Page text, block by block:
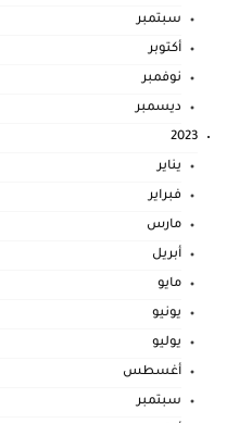
سبتمبر
أكتوبر
نوفمبر
ديسمبر
2023
يناير
فبراير
مارس
أبريل
مايو
يونيو
يوليو
أغسطس
سبتمبر